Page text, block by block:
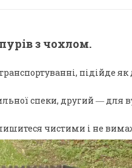
з чохлом.
підійде
спеки, другий ― для
чистими і не